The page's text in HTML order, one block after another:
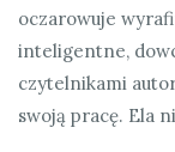
oczarowuje
inteligentne,
czytelnikami
swoją pracę. Ela